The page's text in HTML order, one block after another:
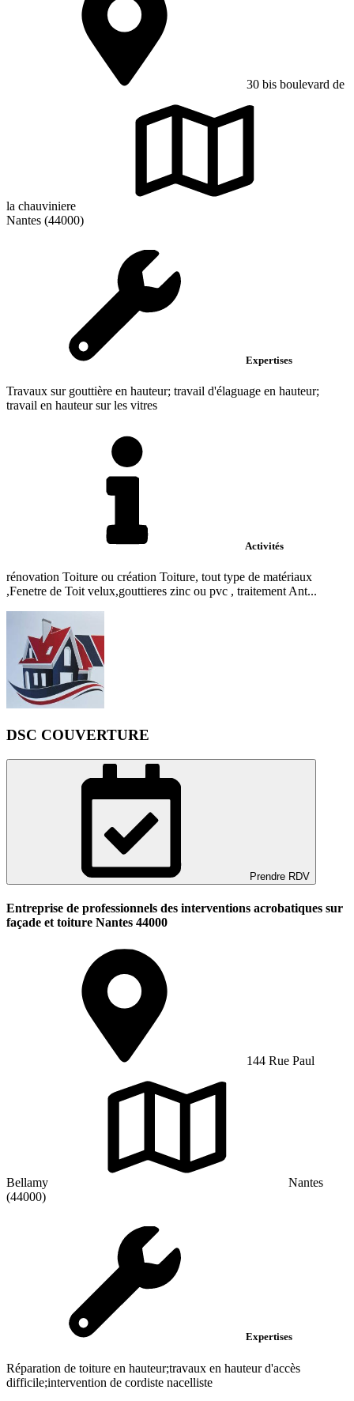
30 bis boulevard de
la chauviniere
Nantes (44000)
Expertises
Travaux sur gouttière en hauteur; travail d'élaguage en hauteur;
travail en hauteur sur les vitres
Activités
rénovation Toiture ou création Toiture, tout type de matériaux
,Fenetre de Toit velux,gouttieres zinc ou pvc , traitement Ant...
DSC COUVERTURE
Prendre RDV
Entreprise de professionnels des interventions acrobatiques sur
façade et toiture Nantes 44000
144 Rue Paul
Bellamy
Nantes
(44000)
Expertises
Réparation de toiture en hauteur;travaux en hauteur d'accès
difficile;intervention de cordiste nacelliste